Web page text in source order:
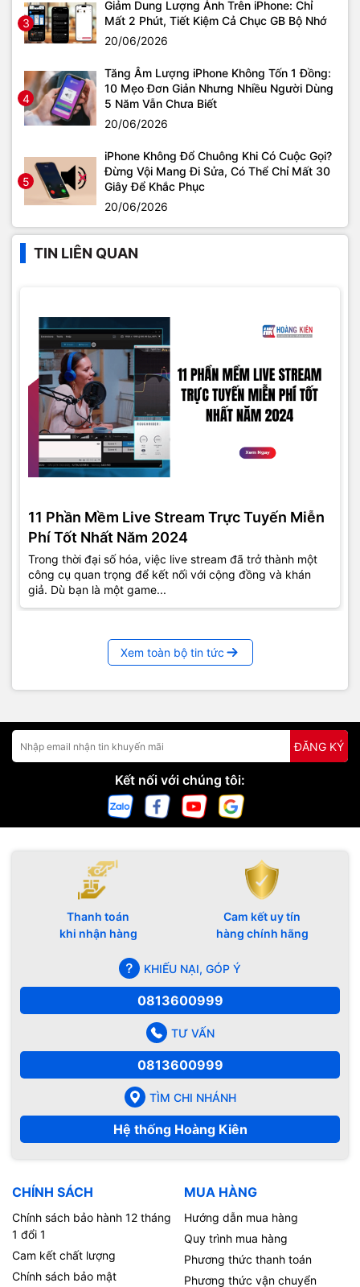
3
Giảm Dung Lượng Ảnh Trên iPhone: Chỉ
Mất 2 Phút, Tiết Kiệm Cả Chục GB Bộ Nhớ
20/06/2026
4
Tăng Âm Lượng iPhone Không Tốn 1 Đồng:
10 Mẹo Đơn Giản Nhưng Nhiều Người Dùng
5 Năm Vẫn Chưa Biết
20/06/2026
5
iPhone Không Đổ Chuông Khi Có Cuộc Gọi?
Đừng Vội Mang Đi Sửa, Có Thể Chỉ Mất 30
Giây Để Khắc Phục
20/06/2026
TIN LIÊN QUAN
11 Phần Mềm Live Stream Trực Tuyến Miễn
Phí Tốt Nhất Năm 2024
Trong thời đại số hóa, việc live stream đã trở thành một
công cụ quan trọng để kết nối với cộng đồng và khán
giả. Dù bạn là một game...
Xem toàn bộ tin tức
ĐĂNG KÝ
Kết nối với chúng tôi:
Thanh toán
khi nhận hàng
Cam kết uy tín
hàng chính hãng
KHIẾU NẠI, GÓP Ý
0813600999
TƯ VẤN
0813600999
TÌM CHI NHÁNH
Hệ thống Hoàng Kiên
CHÍNH SÁCH
Chính sách bảo hành 12 tháng
1 đổi 1
Cam kết chất lượng
Chính sách bảo mật
MUA HÀNG
Hướng dẫn mua hàng
Quy trình mua hàng
Phương thức thanh toán
Phương thức vận chuyển